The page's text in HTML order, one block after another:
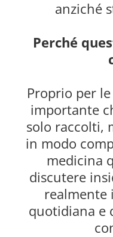
anziché
Perché
Proprio per
importante
solo raccolti,
in modo
medicina
discutere
realmente
quotidiana e